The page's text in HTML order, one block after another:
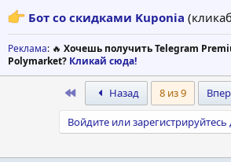
Бот со скидками Kuponia
Реклама: 🔥 Хочешь получить Telegram
Polymarket? Кликай сюда!
Назад 8 из 9
Войдите или зарегистрируйтесь